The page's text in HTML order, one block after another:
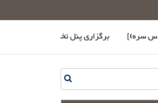
برگزاری پنل تخصصی "پتانسیل های معدنی